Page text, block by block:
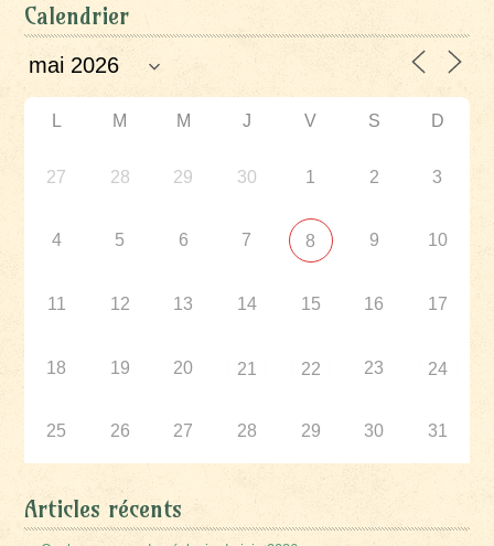
Calendrier
L M M J V S D
27 28 29 30 1 2 3
4 5 6 7 8 9 10
11 12 13 14 15 16 17
18 19 20 21 22 23 24
25 26 27 28 29 30 31
Articles récents